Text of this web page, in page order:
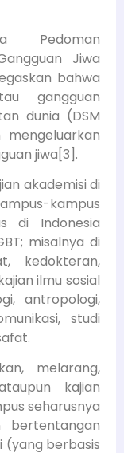
Pedoman
Jiwa
bahwa
gangguan
dunia (DSM
jiwa[3].
akademisi di
kampus
di Indonesia
misalnya di
kedokteran,
ilmu sosial
antropologi,
studi
melarang,
kajian
seharusnya
(yang berbasis